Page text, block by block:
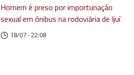
Homem é preso por importunação
sexual em ônibus na rodoviária de Ijuí
18/07 - 22:08